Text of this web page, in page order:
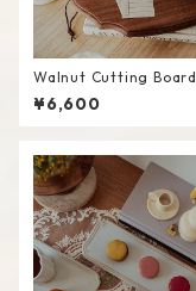
Walnut Cutting Board
¥6,600